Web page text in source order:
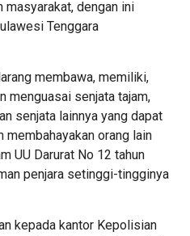
dengan ini
Tenggara
membawa, memiliki,
menguasai senjata tajam,
senjata lainnya yang dapat
membahayakan orang lain
UU Darurat No 12 tahun
penjara setinggi-tingginya
kepada kantor Kepolisian